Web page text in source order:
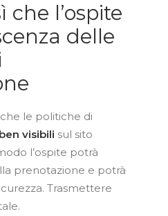
che l’ospite
delle
le politiche di
ben visibili sul sito
l’ospite potrà
prenotazione e potrà
Trasmettere